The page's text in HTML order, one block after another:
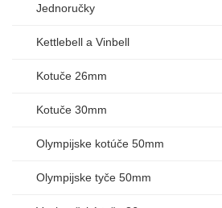
Jednoručky
Kettlebell a Vinbell
Kotuče 26mm
Kotuče 30mm
Olympijske kotúče 50mm
Olympijske tyče 50mm